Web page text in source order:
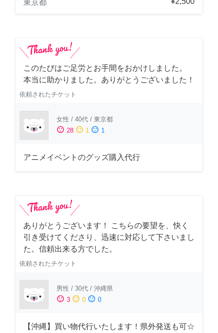
東京都
このたびはご足労とお手間をおかけしました。
本当に助かりました。ありがとうございました！
依頼されたチケット
女性 / 40代 / 東京都
sentiment_satisfied 28 sentiment_neutral 1 sentiment_dissatisfied 1
アニメイベントのグッズ購入代行
ありがとうございます！ こちらの要望を、快く
引き受けてくださり、迅速に対応して下さいまし
た。信頼出来る方でした。
依頼されたチケット
男性 / 30代 / 沖縄県
sentiment_satisfied 3 sentiment_neutral 0 sentiment_dissatisfied 0
【沖縄】買い物代行いたします！県外発送も可☆